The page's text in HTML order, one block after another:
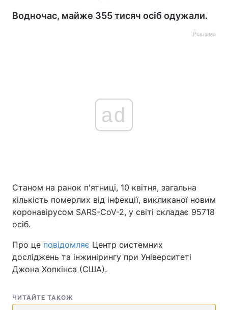
Водночас, майже 355 тисяч осіб одужали.
Реклама
ad
Станом на ранок п'ятниці, 10 квітня, загальна
кількість померлих від інфекції, викликаної новим
коронавірусом SARS-CoV-2, у світі складає 95718
осіб.
Про це повідомляє Центр системних
досліджень та інжинірингу при Університеті
Джона Хопкінса (США).
ЧИТАЙТЕ ТАКОЖ